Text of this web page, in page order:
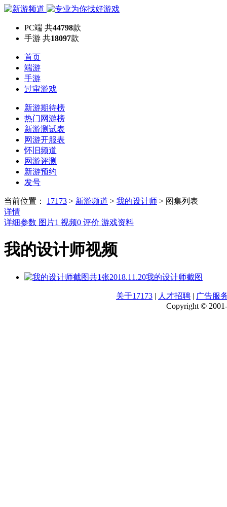
PC端 共44798款
手游 共18097款
首页
端游
手游
过审游戏
新游期待榜
热门网游榜
新游测试表
网游开服表
怀旧频道
网游评测
新游预约
发号
当前位置： 17173 > 新游频道 > 我的设计师 > 图集列表
详情
详细参数 图片1 视频0 评价 游戏资料
我的设计师视频
共1张2018.11.20我的设计师截图
关于17173 | 人才招聘 | 广告服
Copyright ©